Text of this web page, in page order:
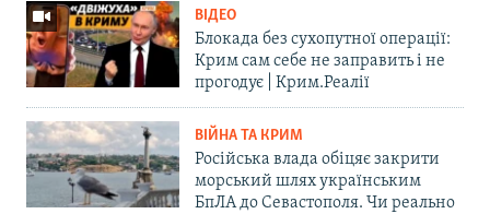
ВІДЕО
Блокада без сухопутної операції:
Крим сам себе не заправить і не
прогодує | Крим.Реалії
ВІЙНА ТА КРИМ
Російська влада обіцяє закрити
морський шлях українським
БпЛА до Севастополя. Чи реально